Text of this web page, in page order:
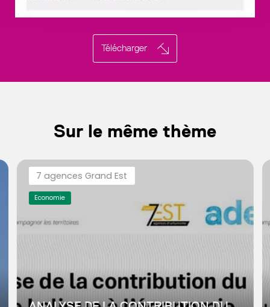
Télécharger
Sur le même thème
7 agences Grand Est
Economie